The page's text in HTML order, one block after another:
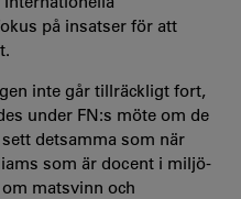
på insatser för att
inte går tillräckligt fort,
under FN:s möte om de
detsamma som när
som är docent i miljö-
matsvinn och